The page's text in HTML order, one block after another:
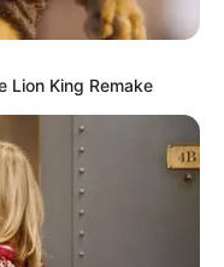
és nyugodtan
hatott merev,
szereplésnek.
a közéleti
emberibb kép is
Lion King Remake